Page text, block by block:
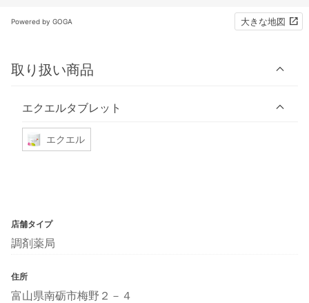
Powered by GOGA 大きな地図
取り扱い商品
エクエルタブレット
エクエル
店舗タイプ
調剤薬局
住所
富山県南砺市梅野２－４